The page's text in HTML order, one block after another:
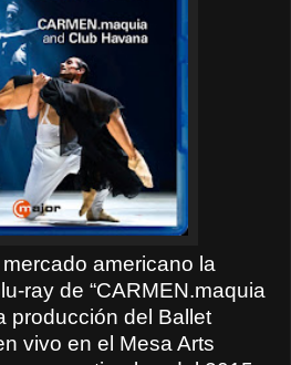
americano la
ray de “CARMEN.maquia
producción del Ballet
vivo en el Mesa Arts